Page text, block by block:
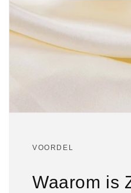
VOORDEL
Waarom is